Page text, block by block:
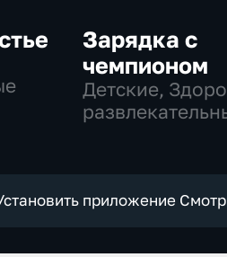
Зарядка с
чемпионом
Детские,
приложение